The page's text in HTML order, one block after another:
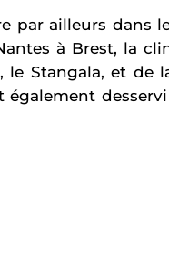
par ailleurs dans
à Brest, la
Stangala, et de
également